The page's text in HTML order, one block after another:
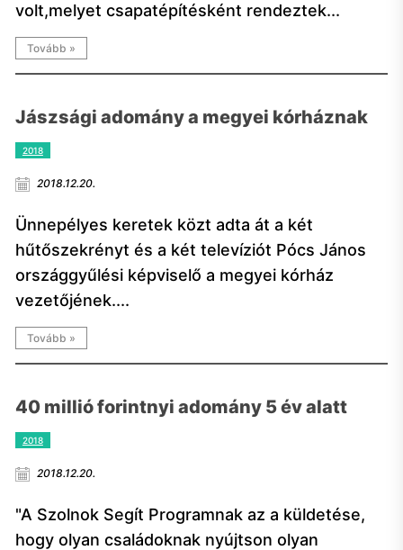
volt,melyet csapatépítésként rendeztek...
Tovább »
Jászsági adomány a megyei kórháznak
2018
2018.12.20.
Ünnepélyes keretek közt adta át a két
hűtőszekrényt és a két televíziót Pócs János
országgyűlési képviselő a megyei kórház
vezetőjének....
Tovább »
40 millió forintnyi adomány 5 év alatt
2018
2018.12.20.
"A Szolnok Segít Programnak az a küldetése,
hogy olyan családoknak nyújtson olyan